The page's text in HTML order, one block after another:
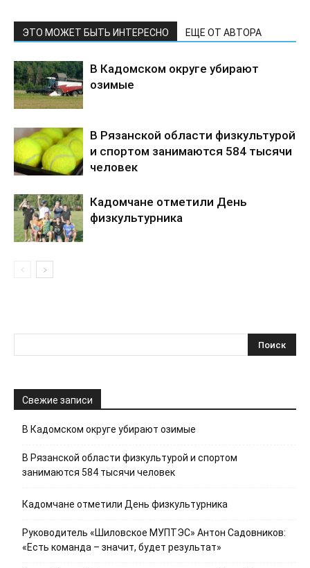
ЭТО МОЖЕТ БЫТЬ ИНТЕРЕСНО ЕЩЕ ОТ АВТОРА
В Кадомском округе убирают
озимые
В Рязанской области физкультурой
и спортом занимаются 584 тысячи
человек
Кадомчане отметили День
физкультурника
Свежие записи
В Кадомском округе убирают озимые
В Рязанской области физкультурой и спортом
занимаются 584 тысячи человек
Кадомчане отметили День физкультурника
Руководитель «Шиловское МУПТЭС» Антон Садовников:
«Есть команда – значит, будет результат»